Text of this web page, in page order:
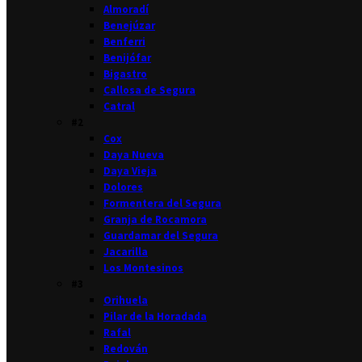
Almoradí
Benejúzar
Benferri
Benijófar
Bigastro
Callosa de Segura
Catral
Cox
Daya Nueva
Daya Vieja
Dolores
Formentera del Segura
Granja de Rocamora
Guardamar del Segura
Jacarilla
Los Montesinos
Orihuela
Pilar de la Horadada
Rafal
Redován